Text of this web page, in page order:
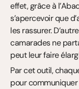
effet, grâce à
s’apercevoir que
les rassurer.
camarades ne
peut leur faire
Par cet outil,
pour communiquer